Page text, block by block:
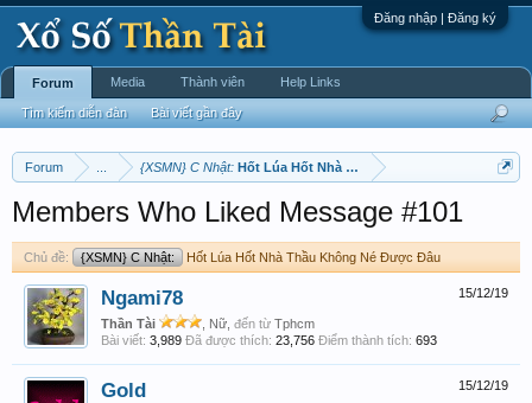
Đăng nhập | Đăng ký
Forum {XSMN} C Nhật: Hốt Lúa Hốt Nhà Thầu Không Né Được Đâu
Members Who Liked Message #101
Chủ đề: {XSMN} C Nhật: Hốt Lúa Hốt Nhà Thầu Không Né Được Đâu
15/12/19
Ngami78
Thần Tài , Nữ, đến từ Tphcm
Bài viết: 3,989 Đã được thích: 23,756 Điểm thành tích: 693
15/12/19
Gold
Forum
Tìm kiếm diễn đàn Bài viết gần đây
Media Thành viên Help Links